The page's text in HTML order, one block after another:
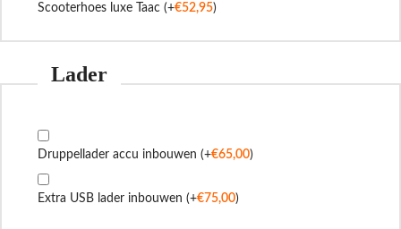
Scooterhoes luxe Taac (+€52,95)
Lader
Druppellader accu inbouwen (+€65,00)
Extra USB lader inbouwen (+€75,00)